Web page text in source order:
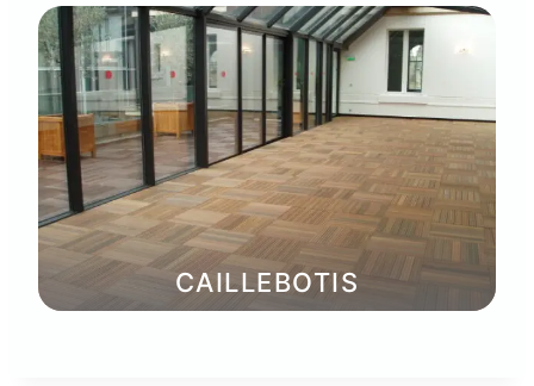
CAILLEBOTIS